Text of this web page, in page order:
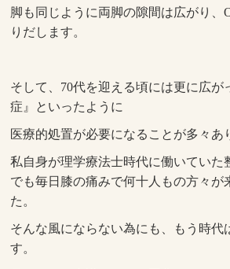
脚も同じように両脚の隙間は広がり、
りだします。
そして、70代を迎える頃には更に広が
症』といったように
医療的処置が必要になることが多々あ
私自身が理学療法士時代に働いていた
でも毎日膝の痛みで何十人もの方々が
た。
そんな風にならない為にも、もう時代
す。